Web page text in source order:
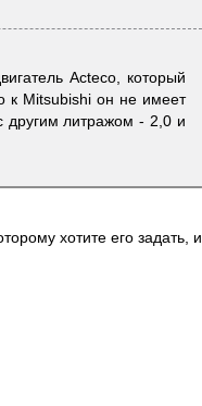
Acteco, который
к Mitsubishi он не имеет
другим литражом - 2,0 и
хотите его задать, и